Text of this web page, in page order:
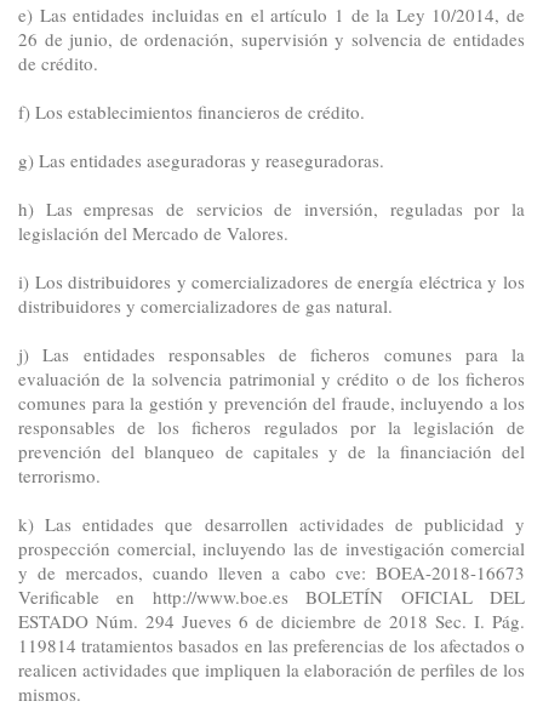
e) Las entidades incluidas en el artículo 1 de la Ley 10/2014, de
26 de junio, de ordenación, supervisión y solvencia de entidades
de crédito.
f) Los establecimientos financieros de crédito.
g) Las entidades aseguradoras y reaseguradoras.
h) Las empresas de servicios de inversión, reguladas por la
legislación del Mercado de Valores.
i) Los distribuidores y comercializadores de energía eléctrica y los
distribuidores y comercializadores de gas natural.
j) Las entidades responsables de ficheros comunes para la
evaluación de la solvencia patrimonial y crédito o de los ficheros
comunes para la gestión y prevención del fraude, incluyendo a los
responsables de los ficheros regulados por la legislación de
prevención del blanqueo de capitales y de la financiación del
terrorismo.
k) Las entidades que desarrollen actividades de publicidad y
prospección comercial, incluyendo las de investigación comercial
y de mercados, cuando lleven a cabo cve: BOEA-2018-16673
Verificable en http://www.boe.es BOLETÍN OFICIAL DEL
ESTADO Núm. 294 Jueves 6 de diciembre de 2018 Sec. I. Pág.
119814 tratamientos basados en las preferencias de los afectados o
realicen actividades que impliquen la elaboración de perfiles de los
mismos.